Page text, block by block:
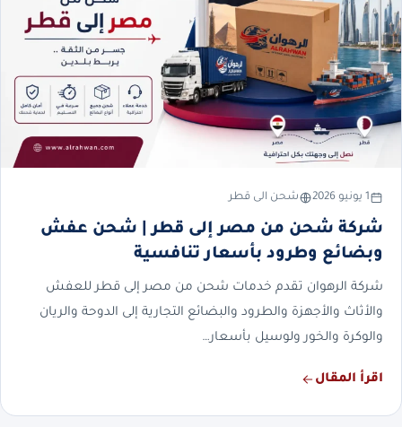
1 يونيو 2026 شحن الى قطر
شركة شحن من مصر إلى قطر | شحن عفش
وبضائع وطرود بأسعار تنافسية
شركة الرهوان تقدم خدمات شحن من مصر إلى قطر للعفش
والأثاث والأجهزة والطرود والبضائع التجارية إلى الدوحة والريان
والوكرة والخور ولوسيل بأسعار…
اقرأ المقال